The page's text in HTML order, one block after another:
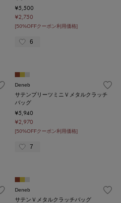
¥5,500
¥2,750
[50%OFFクーポン利用価格]
6
Deneb
サテンプリーツミニＶメタルクラッチ
バッグ
¥5,940
¥2,970
[50%OFFクーポン利用価格]
7
Deneb
サテンＶメタルクラッチバッグ